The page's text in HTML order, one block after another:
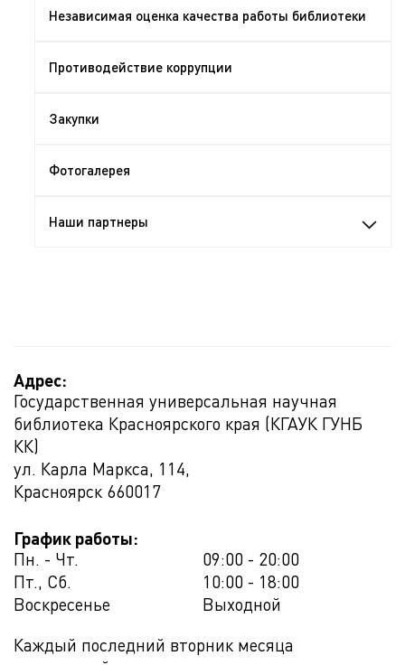
Независимая оценка качества работы библиотеки
Противодействие коррупции
Закупки
Фотогалерея
Наши партнеры
Адрес:
Государственная универсальная научная
библиотека Красноярского края (КГАУК ГУНБ
КК)
ул. Карла Маркса, 114,
Красноярск 660017
График работы:
Пн. - Чт.
09:00 - 20:00
Пт., Сб.
10:00 - 18:00
Воскресенье
Выходной
Каждый последний вторник месяца